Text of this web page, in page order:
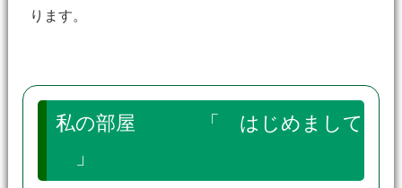
ります。
私の部屋 「 はじめまして
」